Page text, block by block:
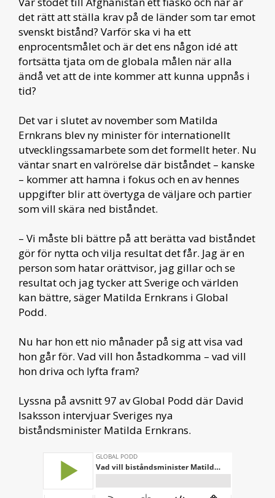
det rätt att ställa krav på de länder som tar emot
svenskt bistånd? Varför ska vi ha ett
enprocentsmålet och är det ens någon idé att
fortsätta tjata om de globala målen när alla
ändå vet att de inte kommer att kunna uppnås i
tid?
Det var i slutet av november som Matilda
Ernkrans blev ny minister för internationellt
utvecklingssamarbete som det formellt heter. Nu
väntar snart en valrörelse där biståndet – kanske
– kommer att hamna i fokus och en av hennes
uppgifter blir att övertyga de väljare och partier
som vill skära ned biståndet.
– Vi måste bli bättre på att berätta vad biståndet
gör för nytta och vilja resultat det får. Jag är en
person som hatar orättvisor, jag gillar och se
resultat och jag tycker att Sverige och världen
kan bättre, säger Matilda Ernkrans i Global
Podd.
Nu har hon ett nio månader på sig att visa vad
hon går för. Vad vill hon åstadkomma – vad vill
hon driva och lyfta fram?
Lyssna på avsnitt 97 av Global Podd där David
Isaksson intervjuar Sveriges nya
biståndsminister Matilda Ernkrans.